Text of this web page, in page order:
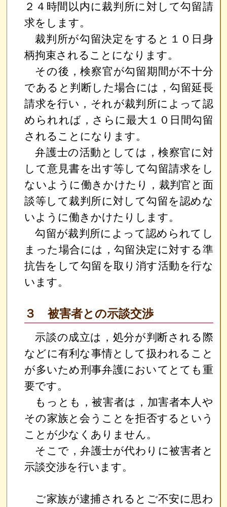
２４時間以内に裁判所に対して勾留請
求をします。
裁判所が勾留決定をすると１０日身
柄拘束されることになります。
その後，検察官が勾留期間が不十分
であると判断した場合には，勾留延長
請求を行い，それが裁判所によって認
められれば，さらに最大１０日間勾留
されることになります。
弁護士の活動としては，検察官に対
して意見書を出す等して勾留請求をし
ないように働きかけたり，裁判官と面
談等して裁判所に対して勾留を認めな
いように働きかけたりします。
勾留が裁判所によって認められてし
まった場合には，勾留決定に対する準
抗告をして勾留を取り消す活動を行な
います。
３ 被害者との示談交渉
示談の成立は，処分が判断される際
などに有利な事情として扱われること
が多いため刑事弁護においてとても重
要です。
もっとも，被害者は，加害者本人や
その家族と会うことを拒否するという
ことが少なくありません。
そこで，弁護士が代わりに被害者と
示談交渉を行います。
ご家族が逮捕されるとご不安に思わ